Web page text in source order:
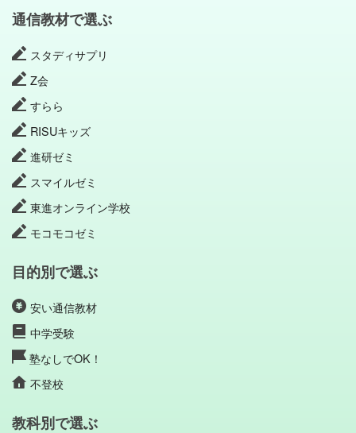
通信教材で選ぶ
スタディサプリ
Z会
すらら
RISUキッズ
進研ゼミ
スマイルゼミ
東進オンライン学校
モコモコゼミ
目的別で選ぶ
安い通信教材
中学受験
塾なしでOK！
不登校
教科別で選ぶ